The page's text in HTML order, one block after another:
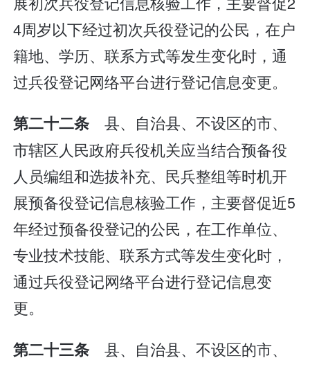
4周岁以下经过初次兵役登记的公民，在户
籍地、学历、联系方式等发生变化时，通
过兵役登记网络平台进行登记信息变更。
第二十二条 县、自治县、不设区的市、
市辖区人民政府兵役机关应当结合预备役
人员编组和选拔补充、民兵整组等时机开
展预备役登记信息核验工作，主要督促近5
年经过预备役登记的公民，在工作单位、
专业技术技能、联系方式等发生变化时，
通过兵役登记网络平台进行登记信息变
更。
第二十三条 县、自治县、不设区的市、